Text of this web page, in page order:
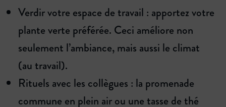
Verdir votre espace de travail : apportez votre
plante verte préférée. Ceci améliore non
seulement l’ambiance, mais aussi le climat
(au travail).
Rituels avec les collègues : la promenade
commune en plein air ou une tasse de thé